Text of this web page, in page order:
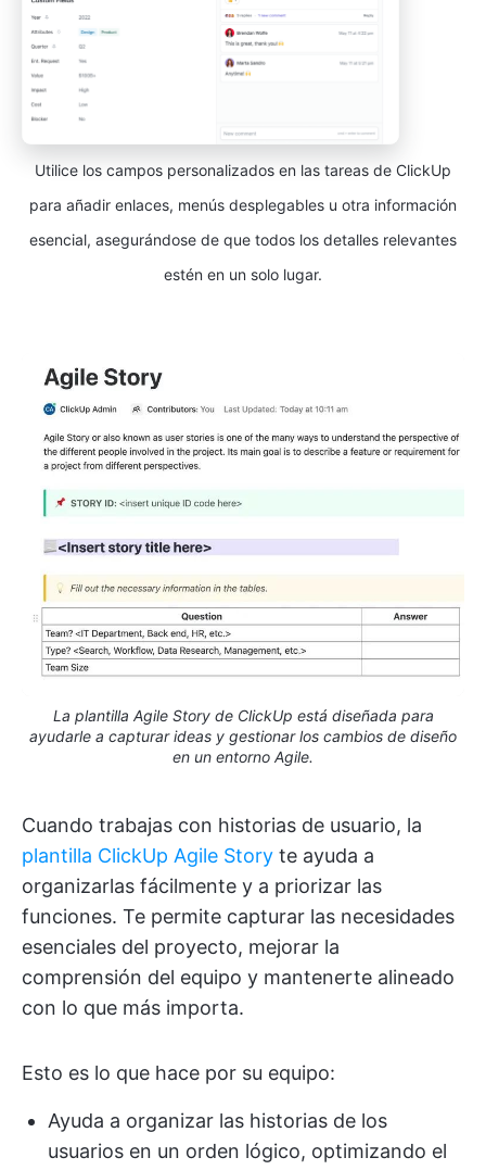
Utilice los campos personalizados en las tareas de ClickUp
para añadir enlaces, menús desplegables u otra información
esencial, asegurándose de que todos los detalles relevantes
estén en un solo lugar.
La plantilla Agile Story de ClickUp está diseñada para
ayudarle a capturar ideas y gestionar los cambios de diseño
en un entorno Agile.
Cuando trabajas con historias de usuario, la
plantilla ClickUp Agile Story te ayuda a
organizarlas fácilmente y a priorizar las
funciones. Te permite capturar las necesidades
esenciales del proyecto, mejorar la
comprensión del equipo y mantenerte alineado
con lo que más importa.
Esto es lo que hace por su equipo:
Ayuda a organizar las historias de los
usuarios en un orden lógico, optimizando el